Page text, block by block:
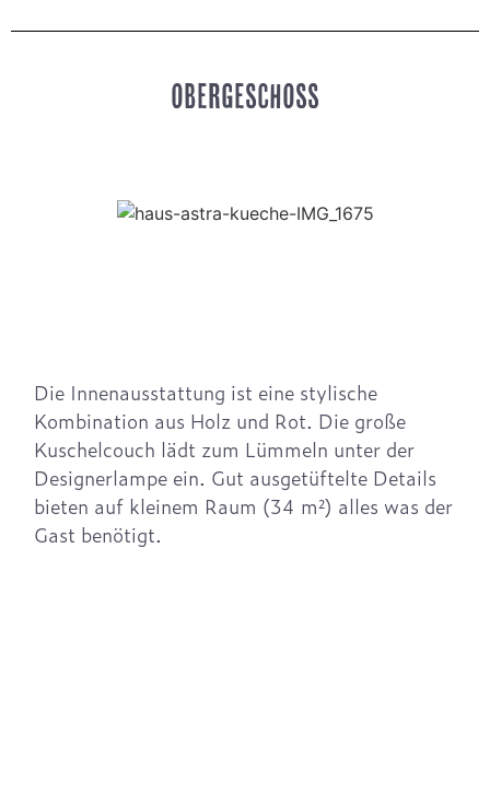
OBERGESCHOSS
Die Innenausstattung ist eine stylische
Kombination aus Holz und Rot. Die große
Kuschelcouch lädt zum Lümmeln unter der
Designerlampe ein. Gut ausgetüftelte Details
bieten auf kleinem Raum (34 m²) alles was der
Gast benötigt.